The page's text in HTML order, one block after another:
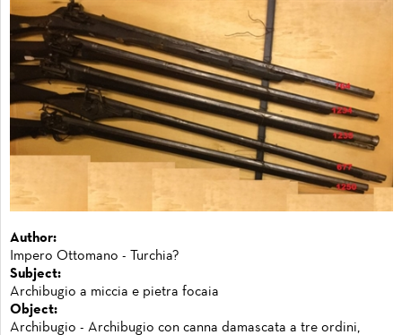
Author:
Impero Ottomano - Turchia?
Subject:
Archibugio a miccia e pietra focaia
Object:
Archibugio - Archibugio con canna damascata a tre ordini,